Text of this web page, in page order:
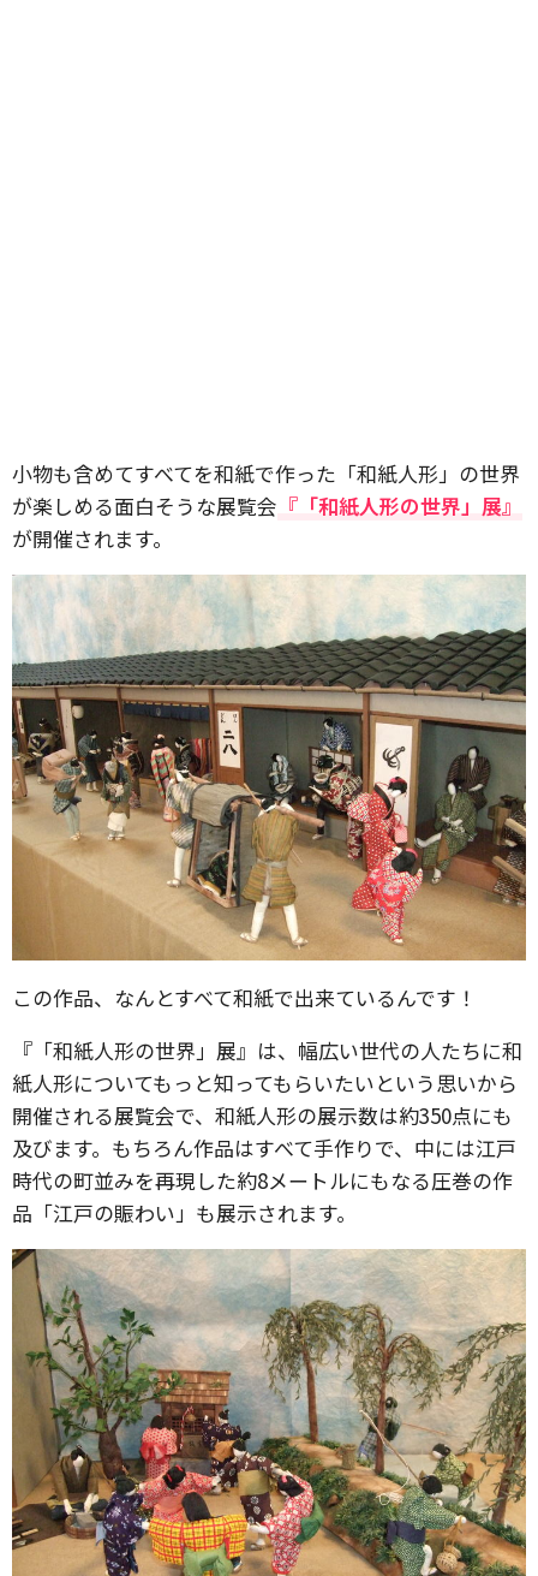
小物も含めてすべてを和紙で作った「和紙人形」の世界
が楽しめる面白そうな展覧会 『「和紙人形の世界」展』
が開催されます。
この作品、なんとすべて和紙で出来ているんです！
『「和紙人形の世界」展』は、幅広い世代の人たちに和
紙人形についてもっと知ってもらいたいという思いから
開催される展覧会で、和紙人形の展示数は約350点にも
及びます。もちろん作品はすべて手作りで、中には江戸
時代の町並みを再現した約8メートルにもなる圧巻の作
品「江戸の賑わい」も展示されます。